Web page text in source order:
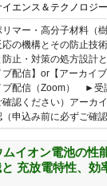
イエンス＆テクノロジ
リマー・高分子材料（
応の機構とその防止技
防止・対策の処方設計
ブ配信】or【アーカイ
ブ配信（Zoom） ►受
確認ください）アー
（申込み前に必ずご確
ムイオン電池の性
充放電特性、効